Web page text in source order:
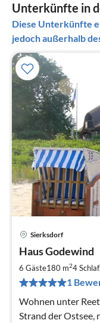
Unterkünfte in
Diese Unterkünfte
jedoch außerhalb
Sierksdorf
Haus Godewind
6 Gäste180 m24
1
Wohnen unter
Strand der Ostsee,